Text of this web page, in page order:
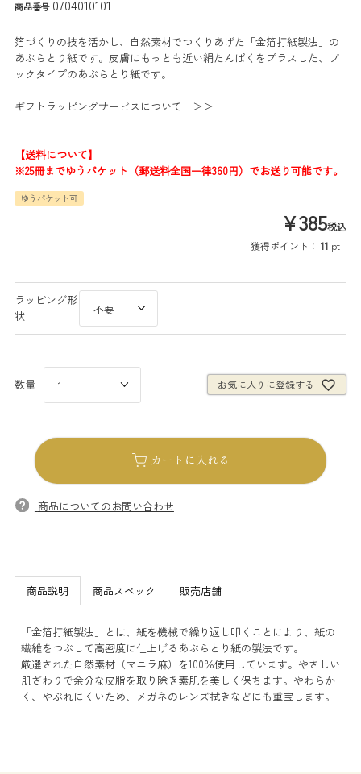
商品番号 0704010101
箔づくりの技を活かし、自然素材でつくりあげた「金箔打紙製法」の
あぶらとり紙です。皮膚にもっとも近い絹たんぱくをプラスした、ブ
ックタイプのあぶらとり紙です。
ギフトラッピングサービスについて ＞＞
【送料について】
※25冊までゆうパケット（郵送料全国一律360円）でお送り可能です。
ゆうパケット可
¥385税込
獲得ポイント： 11 pt
ラッピング形
状
お気に入りに登録する
カートに入れる
商品についてのお問い合わせ
商品説明 商品スペック 販売店舗
「金箔打紙製法」とは、紙を機械で繰り返し叩くことにより、紙の
繊維をつぶして高密度に仕上げるあぶらとり紙の製法です。
厳選された自然素材（マニラ麻）を100％使用しています。やさしい
肌ざわりで余分な皮脂を取り除き素肌を美しく保ちます。やわらか
く、やぶれにくいため、メガネのレンズ拭きなどにも重宝します。